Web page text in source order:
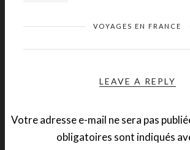
VOYAGES EN FRANCE
LEAVE A REPLY
Votre adresse e-mail ne sera pas
obligatoires sont indiqués